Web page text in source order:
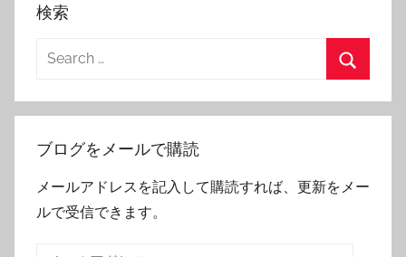
検索
Search
ブログをメールで購読
メールアドレスを記入して購読すれば、更新をメー
ルで受信できます。